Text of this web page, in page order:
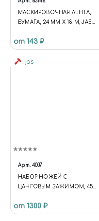
МАСКИРОВОЧНАЯ ЛЕНТА,
БУМАГА, 24 ММ Х 18 М, JAS
от 143 ₽
jas
Арт. 4007
НАБОР НОЖЕЙ С
ЦАНГОВЫМ ЗАЖИМОМ, 45
от 1300 ₽